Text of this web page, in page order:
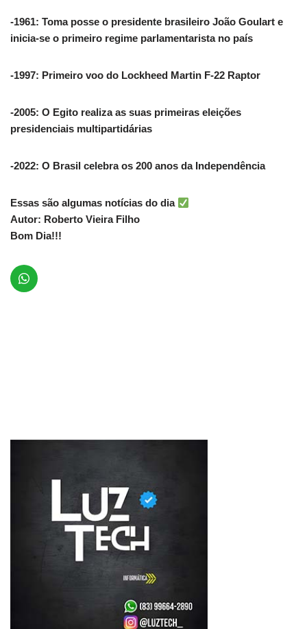
-1961: Toma posse o presidente brasileiro João Goulart e
inicia-se o primeiro regime parlamentarista no país
-1997: Primeiro voo do Lockheed Martin F-22 Raptor
-2005: O Egito realiza as suas primeiras eleições
presidenciais multipartidárias
-2022: O Brasil celebra os 200 anos da Independência
Essas são algumas notícias do dia
Autor: Roberto Vieira Filho
Bom Dia!!!